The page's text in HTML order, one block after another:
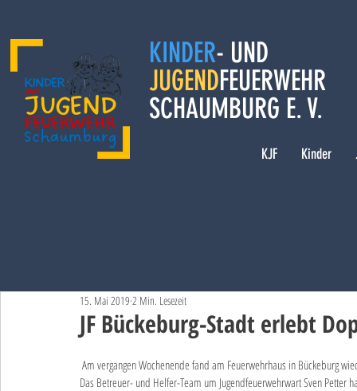
KINDER- UND
JUGENDFEUERWEHR
SCHAUMBURG E. V.
KJF Kinder
JF Bückeburg-Stadt erlebt
15. Mai 2019 2 Min. Lesezeit
Das Betreuer- und Helfer-Team um Jugendfeuerwehrwart Sven